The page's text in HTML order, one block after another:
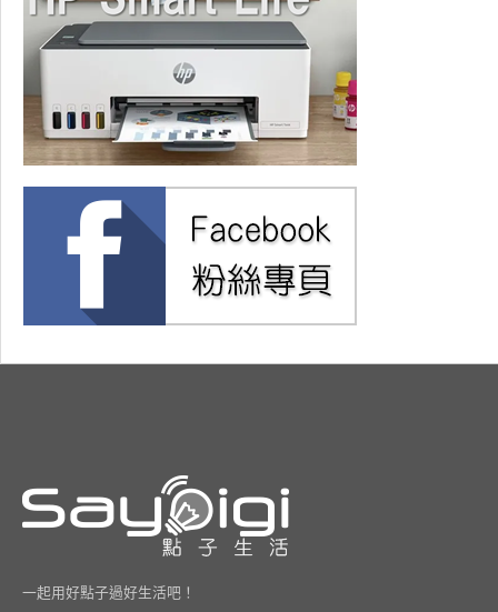
一起用好點子過好生活吧！